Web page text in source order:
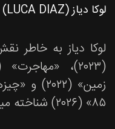
لوکا دیاز (LUCA DIAZ)
لوکا دیاز به خاطر
زمین»
۸۵» (۲۰۲۶) شناخته میشود.